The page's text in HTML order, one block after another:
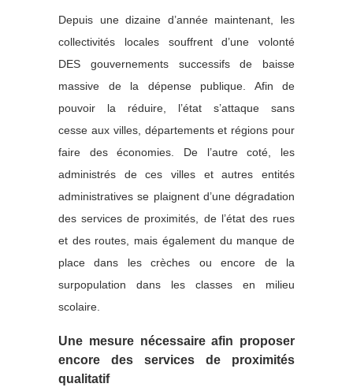
Depuis une dizaine d’année maintenant, les
collectivités locales souffrent d’une volonté
DES gouvernements successifs de baisse
massive de la dépense publique. Afin de
pouvoir la réduire, l’état s’attaque sans
cesse aux villes, départements et régions pour
faire des économies. De l’autre coté, les
administrés de ces villes et autres entités
administratives se plaignent d’une dégradation
des services de proximités, de l’état des rues
et des routes, mais également du manque de
place dans les crèches ou encore de la
surpopulation dans les classes en milieu
scolaire.
Une mesure nécessaire afin proposer
encore des services de proximités
qualitatif